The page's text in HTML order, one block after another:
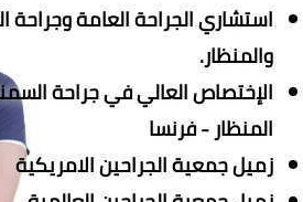
استشاري الجراحة العامة
والمنظار.
الإختصاص العالي في جراحة
المنظار - فرنسا
زميل جمعية الجراحين الامريكية